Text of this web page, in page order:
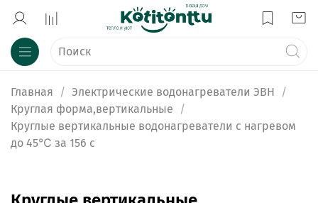
Главная
Электрические водонагреватели ЭВН
Круглая форма,вертикальные
Круглые вертикальные водонагреватели с нагревом
до 45℃ за 156 с